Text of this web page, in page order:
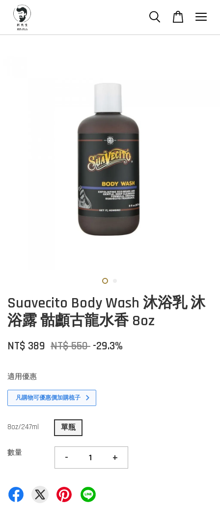
Suavecito Body Wash 沐浴乳 沐
浴露 骷顱古龍水香 8oz
NT$ 389 NT$ 550 -29.3%
適用優惠
凡購物可優惠價加購梳子
8oz/247ml 單瓶
數量 - +